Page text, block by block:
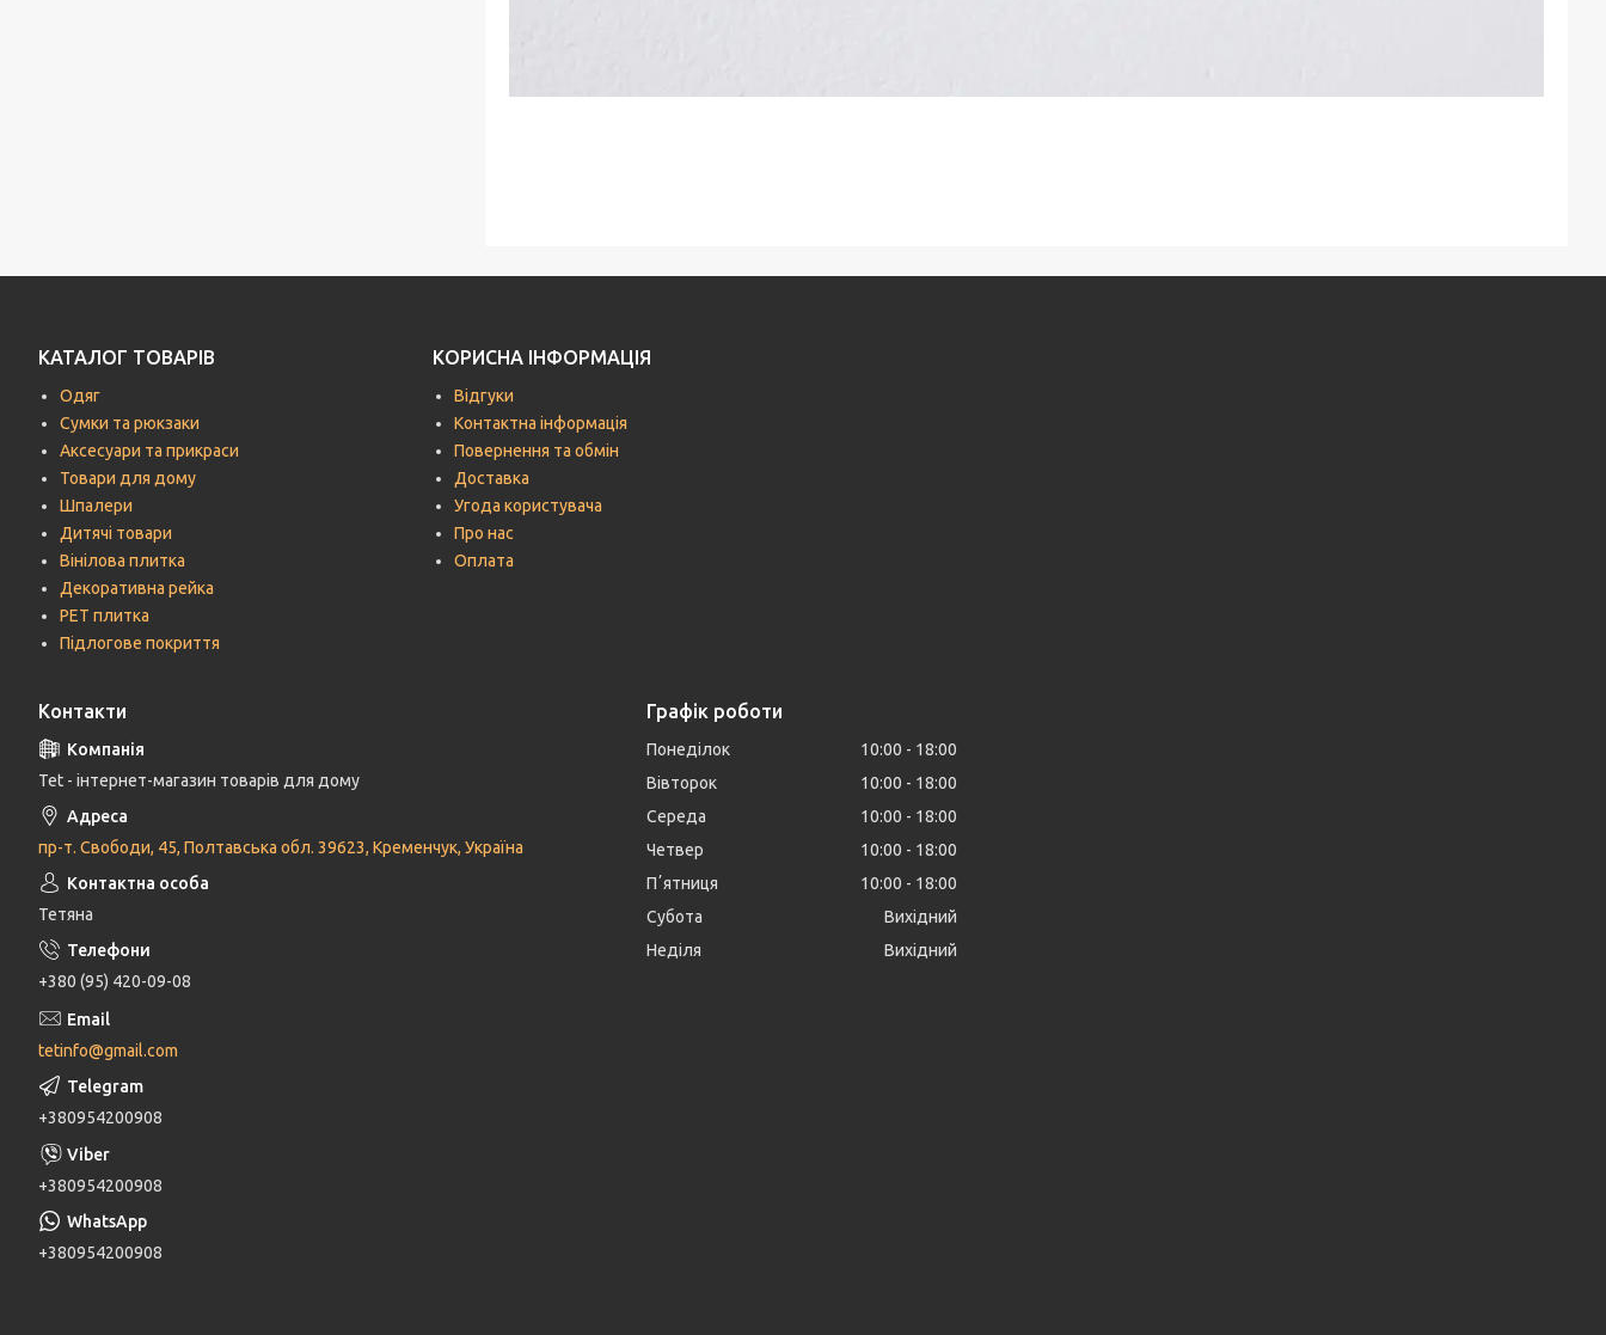
КАТАЛОГ ТОВАРІВ
Одяг
Сумки та рюкзаки
Аксесуари та прикраси
Товари для дому
Шпалери
Дитячі товари
Вінілова плитка
Декоративна рейка
РЕТ плитка
Підлогове покриття
КОРИСНА ІНФОРМАЦІЯ
Відгуки
Контактна інформація
Повернення та обмін
Доставка
Угода користувача
Про нас
Оплата
Контакти
Tet - інтернет-магазин товарів для дому
пр-т. Свободи, 45, Полтавська обл. 39623, Кременчук, Україна
Тетяна
+380 (95) 420-09-08
tetinfo@gmail.com
+380954200908
+380954200908
+380954200908
Графік роботи
Понеділок 10:00
18:00
Вівторок
10:00
18:00
Середа
10:00
18:00
Четвер
10:00
18:00
Пʼятниця
10:00
18:00
Субота
Вихідний
Неділя
Вихідний